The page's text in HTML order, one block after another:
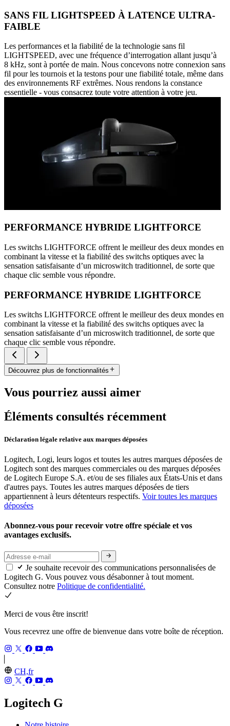
SANS FIL LIGHTSPEED À LATENCE ULTRA-
FAIBLE
Les performances et la fiabilité de la technologie sans fil
LIGHTSPEED, avec une fréquence d’interrogation allant jusqu’à
8 kHz, sont à portée de main. Nous concevons notre connexion sans
fil pour les tournois et la testons pour une fiabilité totale, même dans
des environnements RF extrêmes. Nous rendons la constance
essentielle - vous consacrez toute votre attention à votre jeu.
PERFORMANCE HYBRIDE LIGHTFORCE
Les switchs LIGHTFORCE offrent le meilleur des deux mondes en
combinant la vitesse et la fiabilité des switchs optiques avec la
sensation satisfaisante d’un microswitch traditionnel, de sorte que
chaque clic semble vous répondre.
PERFORMANCE HYBRIDE LIGHTFORCE
Les switchs LIGHTFORCE offrent le meilleur des deux mondes en
combinant la vitesse et la fiabilité des switchs optiques avec la
sensation satisfaisante d’un microswitch traditionnel, de sorte que
chaque clic semble vous répondre.
Découvrez plus de fonctionnalités
Vous pourriez aussi aimer
Éléments consultés récemment
Déclaration légale relative aux marques déposées
Logitech, Logi, leurs logos et toutes les autres marques déposées de
Logitech sont des marques commerciales ou des marques déposées
de Logitech Europe S.A. et/ou de ses filiales aux États-Unis et dans
d'autres pays. Toutes les autres marques déposées de tiers
appartiennent à leurs détenteurs respectifs. Voir toutes les marques
déposées
Abonnez-vous pour recevoir votre offre spéciale et vos
avantages exclusifs.
Je souhaite recevoir des communications personnalisées de
Logitech G. Vous pouvez vous désabonner à tout moment.
Consultez notre Politique de confidentialité.
Merci de vous être inscrit!
Vous recevrez une offre de bienvenue dans votre boîte de réception.
CH,fr
Logitech G